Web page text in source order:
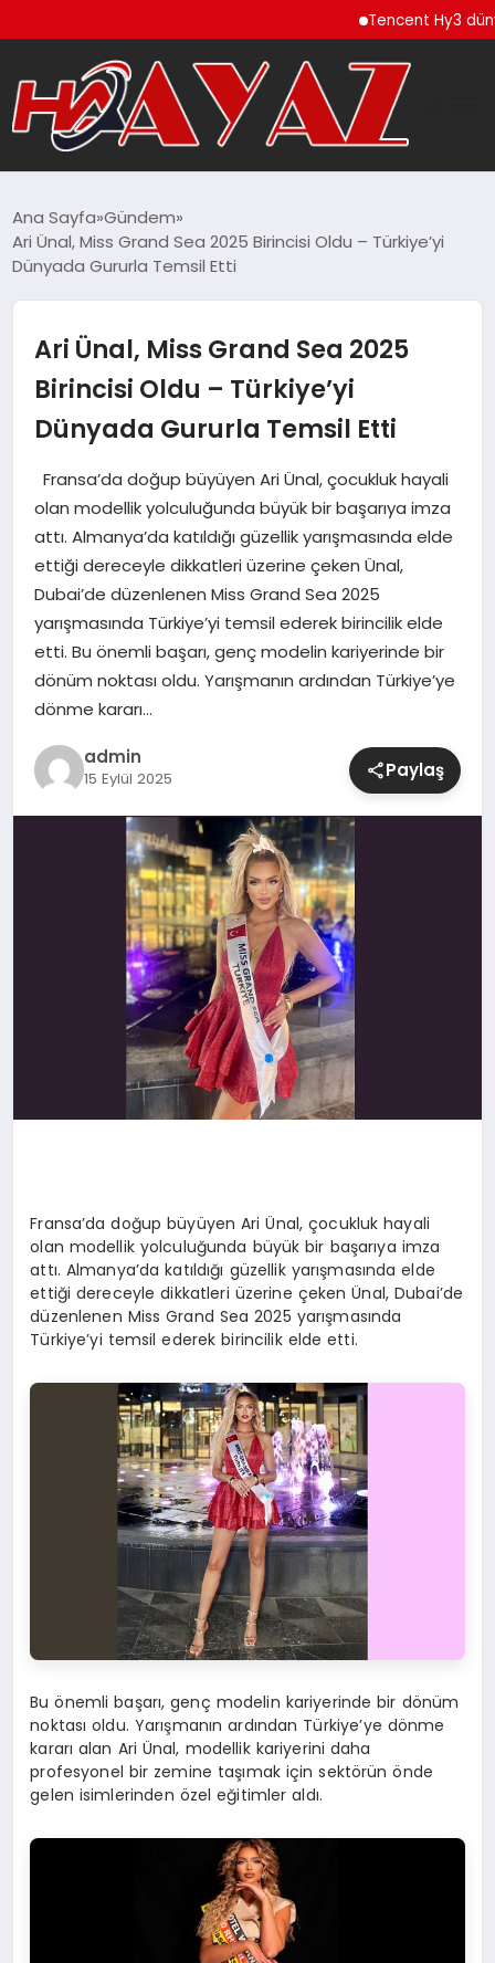
Tencent Hy3 dünya
DÜNYA
MAGAZIN
SAĞLIK
SIYASET
SPOR
TEKNOLOJI
YAŞAM
Ana Sayfa Gündem
Ari Ünal, Miss Grand Sea 2025 Birincisi Oldu – Türkiye’yi
Dünyada Gururla Temsil Etti
Ari Ünal, Miss Grand Sea 2025
Birincisi Oldu – Türkiye’yi
Dünyada Gururla Temsil Etti
Fransa’da doğup büyüyen Ari Ünal, çocukluk hayali
olan modellik yolculuğunda büyük bir başarıya imza
attı. Almanya’da katıldığı güzellik yarışmasında elde
ettiği dereceyle dikkatleri üzerine çeken Ünal,
Dubai’de düzenlenen Miss Grand Sea 2025
yarışmasında Türkiye’yi temsil ederek birincilik elde
etti. Bu önemli başarı, genç modelin kariyerinde bir
dönüm noktası oldu. Yarışmanın ardından Türkiye’ye
dönme kararı…
admin
15 Eylül 2025 Paylaş
Fransa’da doğup büyüyen Ari Ünal, çocukluk hayali
olan modellik yolculuğunda büyük bir başarıya imza
attı. Almanya’da katıldığı güzellik yarışmasında elde
ettiği dereceyle dikkatleri üzerine çeken Ünal, Dubai’de
düzenlenen Miss Grand Sea 2025 yarışmasında
Türkiye’yi temsil ederek birincilik elde etti.
Bu önemli başarı, genç modelin kariyerinde bir dönüm
noktası oldu. Yarışmanın ardından Türkiye’ye dönme
kararı alan Ari Ünal, modellik kariyerini daha
profesyonel bir zemine taşımak için sektörün önde
gelen isimlerinden özel eğitimler aldı.